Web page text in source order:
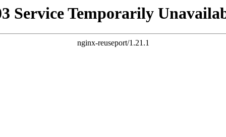
Service Temporarily
nginx-reuseport/1.21.1